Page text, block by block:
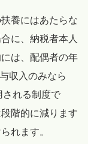
養にはあたらな
に、納税者本人
は、配偶者の年
収入のみなら
される制度で
階的に減ります
れます。